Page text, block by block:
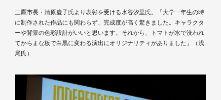
三鷹市長・清原慶子氏より表彰を受ける水谷汐里氏。「大学一年生の時
に制作された作品にも関わらず、完成度が高く驚きました。キャラクタ
ーや背景の色彩設計がいいと思います。それから、トマトが水で洗われ
てからまな板で白黒に変わる演出にオリジナリティがありました」（浅
尾氏）